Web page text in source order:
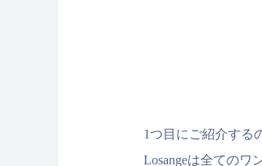
1つ目にご紹介する
Losangeは全てのワ